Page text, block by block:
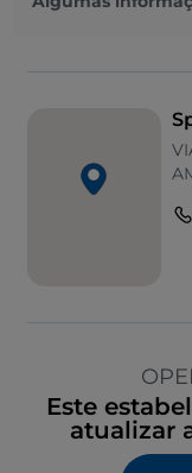
Este
atualizar